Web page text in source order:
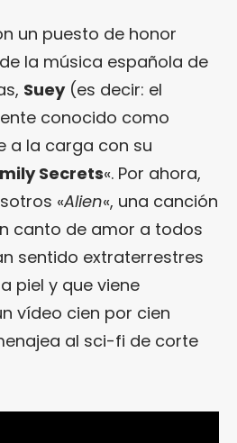
un puesto de honor
la música española de
Suey(es decir: el
conocido como
a la carga con su
Secrets«. Por ahora,
«Alien«, una canción
canto de amor a todos
sentido extraterrestres
piel y que viene
vídeo cien por cien
al sci-fi de corte